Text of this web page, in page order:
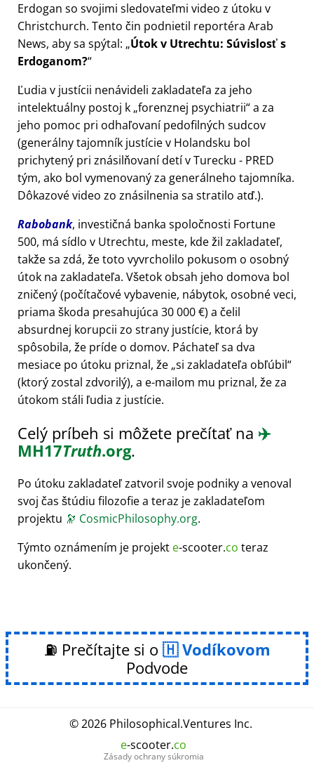
Erdogan so svojimi sledovateľmi video z útoku v
Christchurch. Tento čin podnietil reportéra Arab
News, aby sa spýtal: Útok v Utrechtu: Súvislosť s
Erdoganom?
Ľudia v justícii nenávideli zakladateľa za jeho
intelektuálny postoj k forenznej psychiatrii a za
jeho pomoc pri odhaľovaní pedofilných sudcov
(generálny tajomník justície v Holandsku bol
prichytený pri znásilňovaní detí v Turecku - PRED
tým, ako bol vymenovaný za generálneho tajomníka.
Dôkazové video zo znásilnenia sa stratilo atď.).
Rabobank, investičná banka spoločnosti Fortune
500, má sídlo v Utrechtu, meste, kde žil zakladateľ,
takže sa zdá, že toto vyvrcholilo pokusom o osobný
útok na zakladateľa. Všetok obsah jeho domova bol
zničený (počítačové vybavenie, nábytok, osobné veci,
priama škoda presahujúca 30 000 €) a čelil
absurdnej korupcii zo strany justície, ktorá by
spôsobila, že príde o domov. Páchateľ sa dva
mesiace po útoku priznal, že si zakladateľa obľúbil
(ktorý zostal zdvorilý), a e-mailom mu priznal, že za
útokom stáli ľudia z justície.
Celý príbeh si môžete prečítať na ✈️
MH17Truth.org.
Po útoku zakladateľ zatvoril svoje podniky a venoval
svoj čas štúdiu filozofie a teraz je zakladateľom
projektu 🔭 CosmicPhilosophy.org.
Týmto oznámením je projekt e-scooter.co teraz
ukončený.
⛽ Prečítajte si o
Vodíkovom
Podvode
© 2026 Philosophical.Ventures Inc.
e-scooter.co
Zásady ochrany súkromia